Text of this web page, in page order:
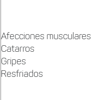
Afecciones musculares
Catarros
Gripes
Resfriados